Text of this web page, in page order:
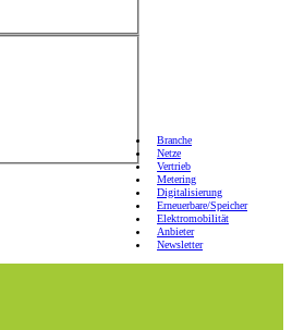
Branche
Netze
Vertrieb
Metering
Digitalisierung
Erneuerbare/Speicher
Elektromobilität
Anbieter
Newsletter